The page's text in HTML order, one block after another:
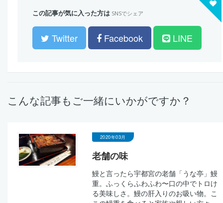
この記事が気に入った方は SNSでシェア
Twitter Facebook LINE
こんな記事もご一緒にいかがですか？
2020年03月
老舗の味
鰻と言ったら宇都宮の老舗「うな亭」鰻
重。ふっくらふわふわ〜口の中でトロけ
る美味しさ。鰻の肝入りのお吸い物。こ